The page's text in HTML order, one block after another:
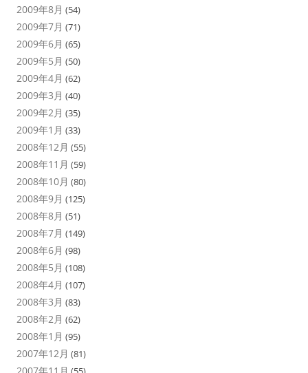
2009年8月 (54)
2009年7月 (71)
2009年6月 (65)
2009年5月 (50)
2009年4月 (62)
2009年3月 (40)
2009年2月 (35)
2009年1月 (33)
2008年12月 (55)
2008年11月 (59)
2008年10月 (80)
2008年9月 (125)
2008年8月 (51)
2008年7月 (149)
2008年6月 (98)
2008年5月 (108)
2008年4月 (107)
2008年3月 (83)
2008年2月 (62)
2008年1月 (95)
2007年12月 (81)